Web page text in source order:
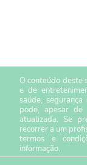
O conteúdo deste
e de
saúde,
pode, apesar de
atualizada. Se
recorrer a um
termos e
informação.